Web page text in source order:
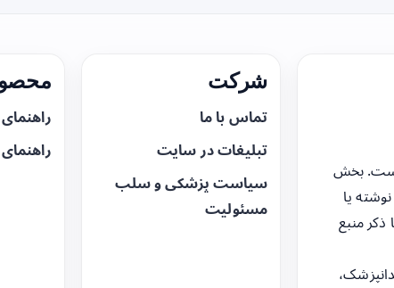
بخش
یا
منبع
شرکت
تماس با ما
تبلیغات در سایت
سیاست پزشکی و سلب
مسئولیت